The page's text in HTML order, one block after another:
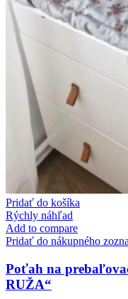
Pridať do košíka
Rýchly náhľad
Add to compare
Pridať do nákupného
Poťah na
RUŽA“